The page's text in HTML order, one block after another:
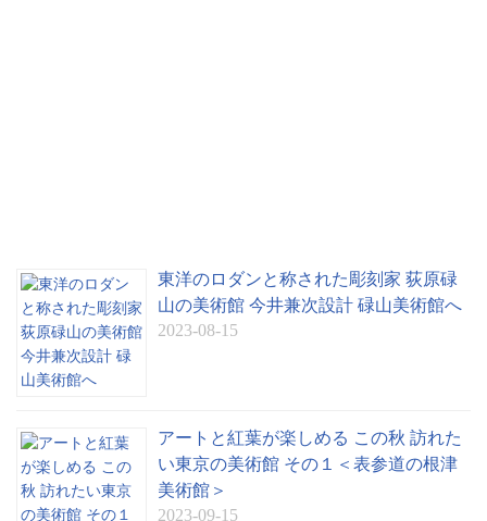
東洋のロダンと称された彫刻家 荻原碌
山の美術館 今井兼次設計 碌山美術館へ
2023-08-15
アートと紅葉が楽しめる この秋 訪れた
い東京の美術館 その１＜表参道の根津
美術館＞
2023-09-15